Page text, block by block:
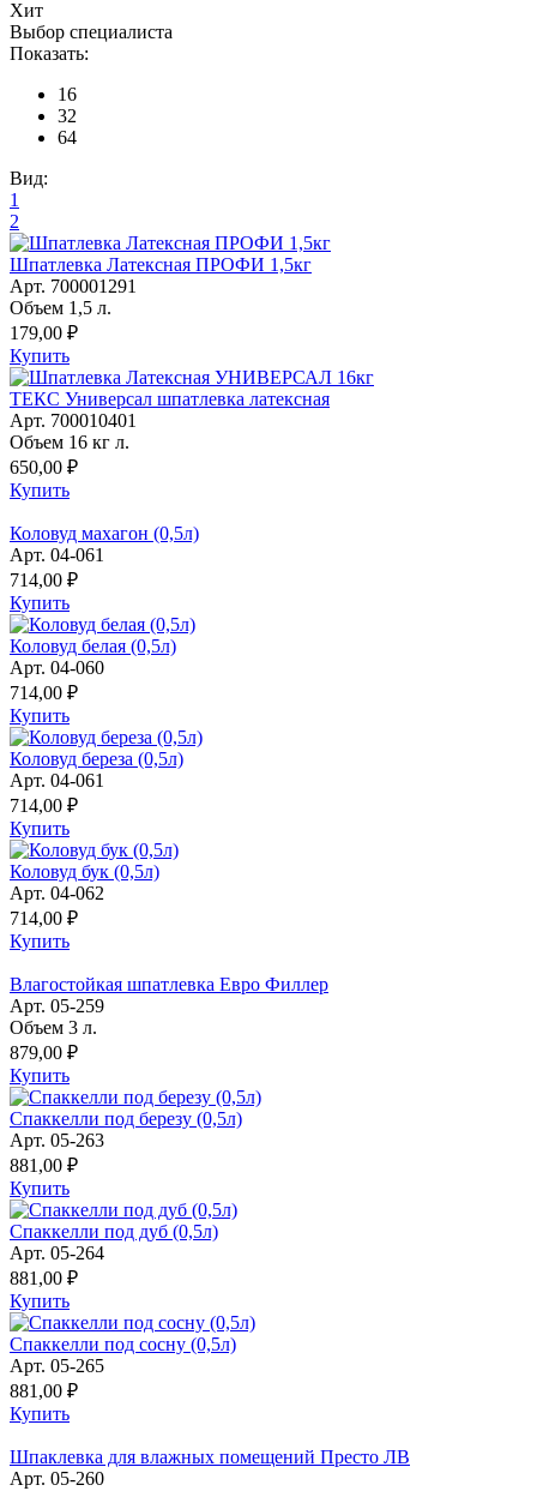
Хит
Выбор специалиста
Показать:
16
32
64
Вид:
1
2
Шпатлевка Латексная ПРОФИ 1,5кг
Арт. 700001291
Объем 1,5 л.
179,00 ₽
Купить
ТЕКС Универсал шпатлевка латексная
Арт. 700010401
Объем 16 кг л.
650,00 ₽
Купить
Коловуд махагон (0,5л)
Арт. 04-061
714,00 ₽
Купить
Коловуд белая (0,5л)
Арт. 04-060
714,00 ₽
Купить
Коловуд береза (0,5л)
Арт. 04-061
714,00 ₽
Купить
Коловуд бук (0,5л)
Арт. 04-062
714,00 ₽
Купить
Влагостойкая шпатлевка Евро Филлер
Арт. 05-259
Объем 3 л.
879,00 ₽
Купить
Спаккелли под березу (0,5л)
Арт. 05-263
881,00 ₽
Купить
Спаккелли под дуб (0,5л)
Арт. 05-264
881,00 ₽
Купить
Спаккелли под сосну (0,5л)
Арт. 05-265
881,00 ₽
Купить
Шпаклевка для влажных помещений Престо ЛВ
Арт. 05-260